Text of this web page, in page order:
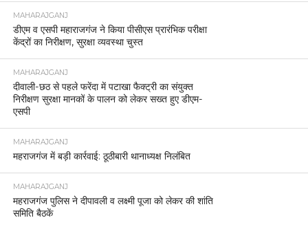
MAHARAJGANJ
डीएम व एसपी महाराजगंज ने किया पीसीएस प्रारंभिक परीक्षा
केंद्रों का निरीक्षण, सुरक्षा व्यवस्था चुस्त
MAHARAJGANJ
दीवाली-छठ से पहले फरेंदा में पटाखा फैक्ट्री का संयुक्त
निरीक्षण सुरक्षा मानकों के पालन को लेकर सख्त हुए डीएम-
एसपी
MAHARAJGANJ
महराजगंज में बड़ी कार्रवाई: ठूठीबारी थानाध्यक्ष निलंबित
MAHARAJGANJ
महराजगंज पुलिस ने दीपावली व लक्ष्मी पूजा को लेकर की शांति
समिति बैठकें